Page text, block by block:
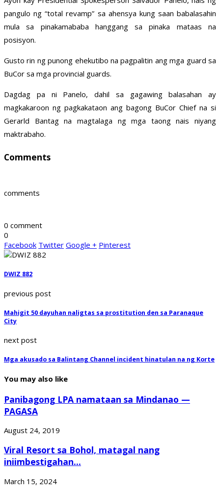
pangulo ng “total revamp” sa ahensya kung saan babalasahin
mula sa pinakamababa hanggang sa pinaka mataas na
posisyon.
Gusto rin ng punong ehekutibo na pagpalitin ang mga guard sa
BuCor sa mga provincial guards.
Dagdag pa ni Panelo, dahil sa gagawing balasahan ay
magkakaroon ng pagkakataon ang bagong BuCor Chief na si
Gerarld Bantag na magtalaga ng mga taong nais niyang
maktrabaho.
Comments
comments
0 comment
0
Facebook Twitter Google + Pinterest
DWIZ 882
previous post
Mahigit 50 dayuhan naligtas sa prostitution den sa Paranaque
City
next post
Mga akusado sa Balintang Channel incident hinatulan na ng Korte
You may also like
Panibagong LPA namataan sa Mindanao —
PAGASA
August 24, 2019
Viral Resort sa Bohol, matagal nang
iniimbestigahan...
March 15, 2024